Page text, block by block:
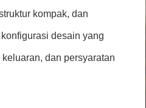
kompak, dan
desain yang
dan persyaratan